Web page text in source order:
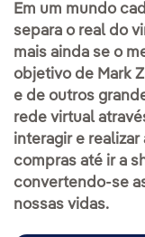
Em um mundo
separa o real do
mais ainda se o
objetivo de Mark
e de outros
rede virtual
interagir e
compras até ir a
convertendo-se
nossas vidas.